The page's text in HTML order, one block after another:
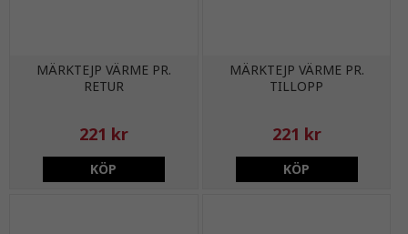
MÄRKTEJP VÄRME PR.
RETUR
221 kr
KÖP
MÄRKTEJP VÄRME PR.
TILLOPP
221 kr
KÖP